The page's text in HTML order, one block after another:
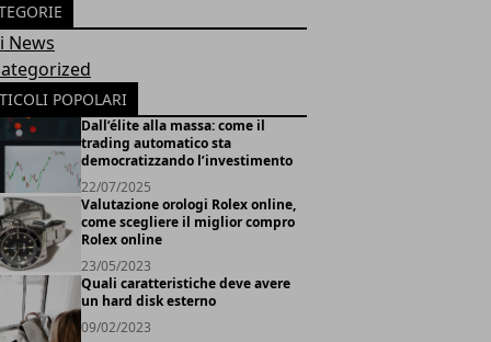
News
POPOLARI
Dall’élite alla massa: come il
trading automatico sta
democratizzando l’investimento
22/07/2025
Valutazione orologi Rolex online,
come scegliere il miglior compro
Rolex online
23/05/2023
Quali caratteristiche deve avere
un hard disk esterno
09/02/2023